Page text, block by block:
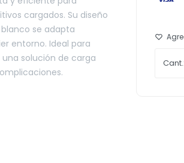
cargados. Su diseño
se adapta
entorno. Ideal para
solución de carga